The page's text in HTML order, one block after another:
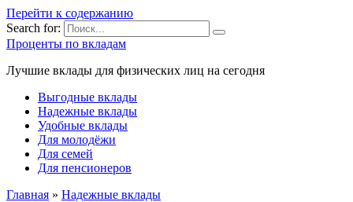
Перейти к содержанию
Search for:
Проценты по вкладам
Лучшие вклады для физических лиц на сегодня
Выгодные вклады
Надежные вклады
Удобные вклады
Для молодёжи
Для семей
Для пенсионеров
Главная » Надежные вклады